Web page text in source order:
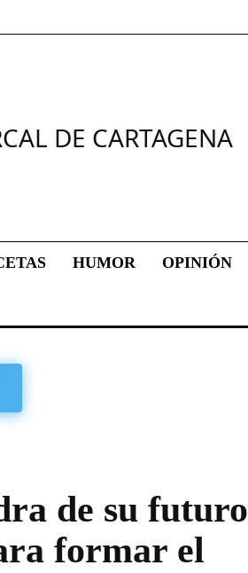
DE CARTAGENA
HUMOR OPINIÓN
de su futuro
formar el